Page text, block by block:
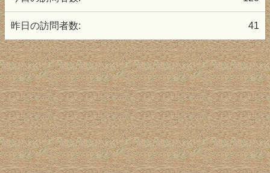
41
昨日の訪問者数: